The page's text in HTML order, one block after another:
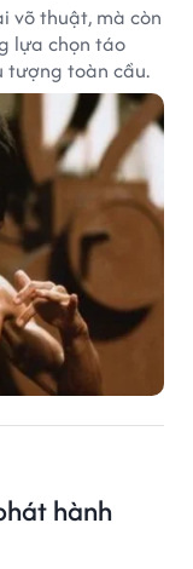
võ thuật, mà còn
lựa chọn táo
tượng toàn cầu.
hành